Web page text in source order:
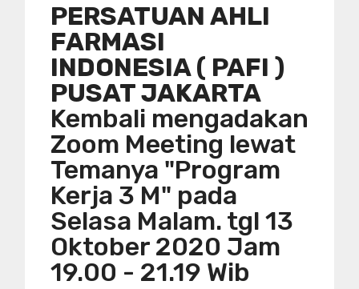
PERSATUAN AHLI
FARMASI
INDONESIA ( PAFI )
PUSAT JAKARTA
Kembali mengadakan
Zoom Meeting lewat
Temanya "Program
Kerja 3 M" pada
Selasa Malam. tgl 13
Oktober 2020 Jam
19.00 - 21.19 Wib